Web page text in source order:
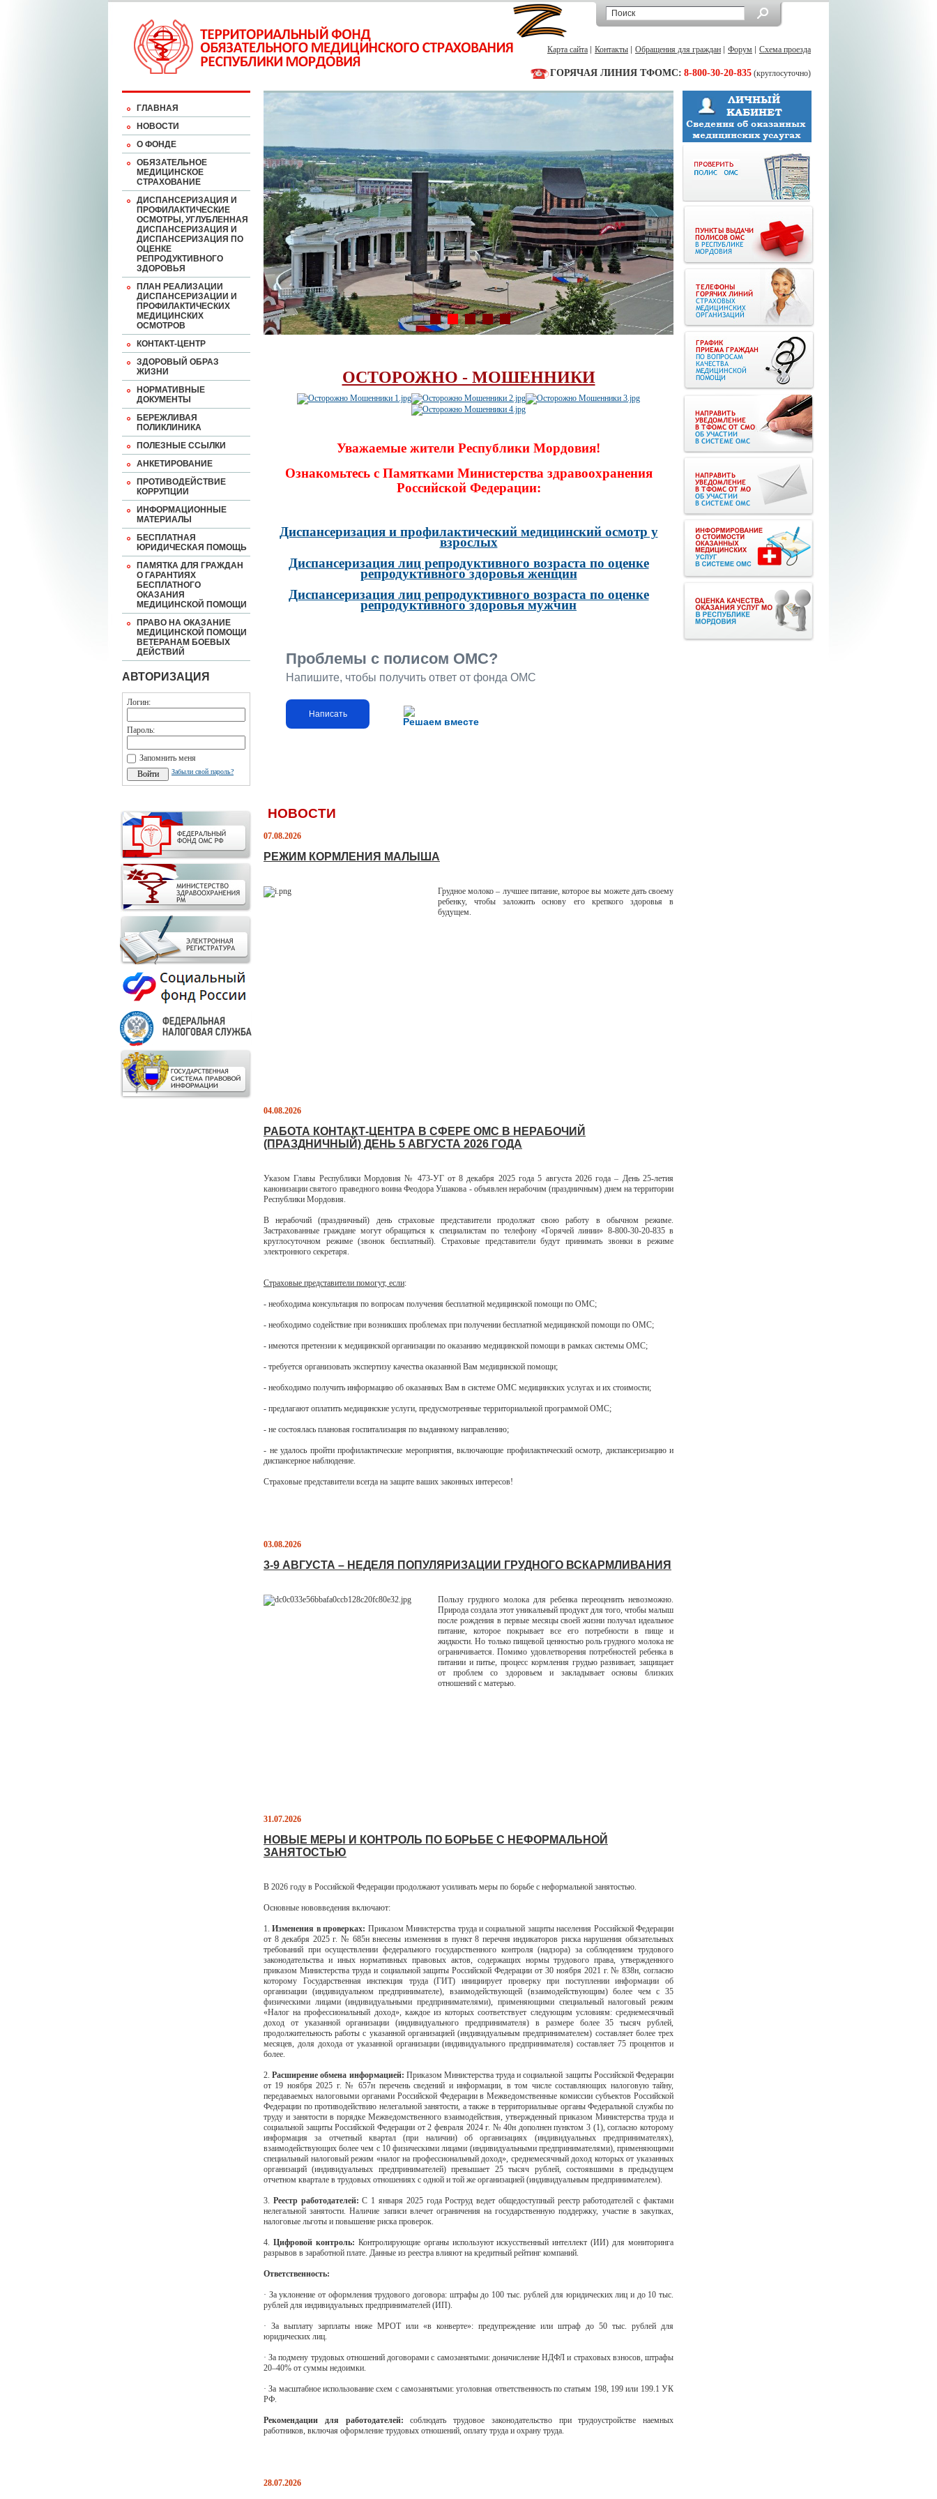
Карта сайта Контакты Обращения для граждан Форум Схема проезда
ГОРЯЧАЯ ЛИНИЯ ТФОМС: 8-800-30-20-835 (круглосуточно)
ГЛАВНАЯ
НОВОСТИ
О ФОНДЕ
ОБЯЗАТЕЛЬНОЕ
МЕДИЦИНСКОЕ
СТРАХОВАНИЕ
ДИСПАНСЕРИЗАЦИЯ И
ПРОФИЛАКТИЧЕСКИЕ
ОСМОТРЫ, УГЛУБЛЕННАЯ
ДИСПАНСЕРИЗАЦИЯ И
ДИСПАНСЕРИЗАЦИЯ ПО
ОЦЕНКЕ
РЕПРОДУКТИВНОГО
ЗДОРОВЬЯ
ПЛАН РЕАЛИЗАЦИИ
ДИСПАНСЕРИЗАЦИИ И
ПРОФИЛАКТИЧЕСКИХ
МЕДИЦИНСКИХ
ОСМОТРОВ
КОНТАКТ-ЦЕНТР
ЗДОРОВЫЙ ОБРАЗ
ЖИЗНИ
НОРМАТИВНЫЕ
ДОКУМЕНТЫ
БЕРЕЖЛИВАЯ
ПОЛИКЛИНИКА
ПОЛЕЗНЫЕ ССЫЛКИ
АНКЕТИРОВАНИЕ
ПРОТИВОДЕЙСТВИЕ
КОРРУПЦИИ
ИНФОРМАЦИОННЫЕ
МАТЕРИАЛЫ
БЕСПЛАТНАЯ
ЮРИДИЧЕСКАЯ ПОМОЩЬ
ПАМЯТКА ДЛЯ ГРАЖДАН
О ГАРАНТИЯХ
БЕСПЛАТНОГО
ОКАЗАНИЯ
МЕДИЦИНСКОЙ ПОМОЩИ
ПРАВО НА ОКАЗАНИЕ
МЕДИЦИНСКОЙ ПОМОЩИ
ВЕТЕРАНАМ БОЕВЫХ
ДЕЙСТВИЙ
АВТОРИЗАЦИЯ
Логин:
Пароль:
Запомнить меня
Забыли свой пароль?
ОСТОРОЖНО - МОШЕННИКИ
Уважаемые жители Республики Мордовия!
Ознакомьтесь с Памятками Министерства здравоохранения
Российской Федерации:
Диспансеризация и профилактический медицинский осмотр у
взрослых
Диспансеризация лиц репродуктивного возраста по оценке
репродуктивного здоровья женщин
Диспансеризация лиц репродуктивного возраста по оценке
репродуктивного здоровья мужчин
Решаем вместе
Проблемы с полисом ОМС?
Напишите, чтобы получить ответ от фонда ОМС
Написать
НОВОСТИ
07.08.2026
РЕЖИМ КОРМЛЕНИЯ МАЛЫША
Грудное молоко – лучшее питание, которое вы можете дать своему
ребенку, чтобы заложить основу его крепкого здоровья в
будущем.
04.08.2026
РАБОТА КОНТАКТ-ЦЕНТРА В СФЕРЕ ОМС В НЕРАБОЧИЙ
(ПРАЗДНИЧНЫЙ) ДЕНЬ 5 АВГУСТА 2026 ГОДА
Указом Главы Республики Мордовия № 473-УГ от 8 декабря 2025 года 5 августа 2026 года – День 25-летия
канонизации святого праведного воина Феодора Ушакова - объявлен нерабочим (праздничным) днем на территории
Республики Мордовия.
В нерабочий (праздничный) день страховые представители продолжат свою работу в обычном режиме.
Застрахованные граждане могут обращаться к специалистам по телефону «Горячей линии» 8-800-30-20-835 в
круглосуточном режиме (звонок бесплатный). Страховые представители будут принимать звонки в режиме
электронного секретаря.
Страховые представители помогут, если:
- необходима консультация по вопросам получения бесплатной медицинской помощи по ОМС;
- необходимо содействие при возникших проблемах при получении бесплатной медицинской помощи по ОМС;
- имеются претензии к медицинской организации по оказанию медицинской помощи в рамках системы ОМС;
- требуется организовать экспертизу качества оказанной Вам медицинской помощи;
- необходимо получить информацию об оказанных Вам в системе ОМС медицинских услугах и их стоимости;
- предлагают оплатить медицинские услуги, предусмотренные территориальной программой ОМС;
- не состоялась плановая госпитализация по выданному направлению;
- не удалось пройти профилактические мероприятия, включающие профилактический осмотр, диспансеризацию и
диспансерное наблюдение.
Страховые представители всегда на защите ваших законных интересов!
03.08.2026
3-9 АВГУСТА – НЕДЕЛЯ ПОПУЛЯРИЗАЦИИ ГРУДНОГО ВСКАРМЛИВАНИЯ
Пользу грудного молока для ребенка переоценить невозможно.
Природа создала этот уникальный продукт для того, чтобы малыш
после рождения в первые месяцы своей жизни получал идеальное
питание, которое покрывает все его потребности в пище и
жидкости. Но только пищевой ценностью роль грудного молока не
ограничивается. Помимо удовлетворения потребностей ребенка в
питании и питье, процесс кормления грудью развивает, защищает
от проблем со здоровьем и закладывает основы близких
отношений с матерью.
31.07.2026
НОВЫЕ МЕРЫ И КОНТРОЛЬ ПО БОРЬБЕ С НЕФОРМАЛЬНОЙ
ЗАНЯТОСТЬЮ
В 2026 году в Российской Федерации продолжают усиливать меры по борьбе с неформальной занятостью.
Основные нововведения включают:
1.Изменения в проверках: Приказом Министерства труда и социальной защиты населения Российской Федерации
от 8 декабря 2025 г. № 685н внесены изменения в пункт 8 перечня индикаторов риска нарушения обязательных
требований при осуществлении федерального государственного контроля (надзора) за соблюдением трудового
законодательства и иных нормативных правовых актов, содержащих нормы трудового права, утвержденного
приказом Министерства труда и социальной защиты Российской Федерации от 30 ноября 2021 г. № 838н, согласно
которому Государственная инспекция труда (ГИТ) инициирует проверку при поступлении информации об
организации (индивидуальном предпринимателе), взаимодействующей (взаимодействующим) более чем с 35
физическими лицами (индивидуальными предпринимателями), применяющими специальный налоговый режим
«Налог на профессиональный доход», каждое из которых соответствует следующим условиям: среднемесячный
доход от указанной организации (индивидуального предпринимателя) в размере более 35 тысяч рублей,
продолжительность работы с указанной организацией (индивидуальным предпринимателем) составляет более трех
месяцев, доля дохода от указанной организации (индивидуального предпринимателя) составляет 75 процентов и
более.
2.Расширение обмена информацией: Приказом Министерства труда и социальной защиты Российской Федерации
от 19 ноября 2025 г. № 657н перечень сведений и информации, в том числе составляющих налоговую тайну,
передаваемых налоговыми органами Российской Федерации в Межведомственные комиссии субъектов Российской
Федерации по противодействию нелегальной занятости, а также в территориальные органы Федеральной службы по
труду и занятости в порядке Межведомственного взаимодействия, утвержденный приказом Министерства труда и
социальной защиты Российской Федерации от 2 февраля 2024 г. № 40н дополнен пунктом 3 (1), согласно которому
информация за отчетный квартал (при наличии) об организациях (индивидуальных предпринимателях),
взаимодействующих более чем с 10 физическими лицами (индивидуальными предпринимателями), применяющими
специальный налоговый режим «налог на профессиональный доход», среднемесячный доход которых от указанных
организаций (индивидуальных предпринимателей) превышает 25 тысяч рублей, состоявшими в предыдущем
отчетном квартале в трудовых отношениях с одной и той же организацией (индивидуальным предпринимателем).
3. Реестр работодателей: C 1 января 2025 года Роструд ведет общедоступный реестр работодателей с фактами
нелегальной занятости. Наличие записи влечет ограничения на государственную поддержку, участие в закупках,
налоговые льготы и повышение риска проверок.
4. Цифровой контроль: Контролирующие органы используют искусственный интеллект (ИИ) для мониторинга
разрывов в заработной плате. Данные из реестра влияют на кредитный рейтинг компаний.
Ответственность:
· За уклонение от оформления трудового договора: штрафы до 100 тыс. рублей для юридических лиц и до 10 тыс.
рублей для индивидуальных предпринимателей (ИП).
· За выплату зарплаты ниже МРОТ или «в конверте»: предупреждение или штраф до 50 тыс. рублей для
юридических лиц.
· За подмену трудовых отношений договорами с самозанятыми: доначисление НДФЛ и страховых взносов, штрафы
20–40% от суммы недоимки.
· За масштабное использование схем с самозанятыми: уголовная ответственность по статьям 198, 199 или 199.1 УК
РФ.
Рекомендации для работодателей: соблюдать трудовое законодательство при трудоустройстве наемных
работников, включая оформление трудовых отношений, оплату труда и охрану труда.
28.07.2026